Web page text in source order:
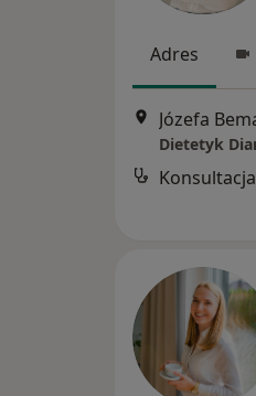
Adres
Józefa
Dietetyk